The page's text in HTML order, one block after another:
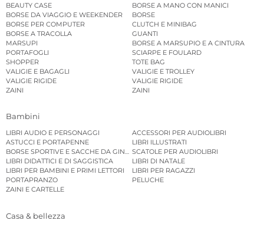
BEAUTY CASE
BORSE A MANO CON MANICI
BORSE DA VIAGGIO E WEEKENDER
BORSE
BORSE PER COMPUTER
CLUTCH E MINIBAG
BORSE A TRACOLLA
GUANTI
MARSUPI
BORSE A MARSUPIO E A CINTURA
PORTAFOGLI
SCIARPE E FOULARD
SHOPPER
TOTE BAG
VALIGIE E BAGAGLI
VALIGIE E TROLLEY
VALIGIE RIGIDE
VALIGIE RIGIDE
ZAINI
ZAINI
Bambini
LIBRI AUDIO E PERSONAGGI
ACCESSORI PER AUDIOLIBRI
ASTUCCI E PORTAPENNE
LIBRI ILLUSTRATI
BORSE SPORTIVE E SACCHE DA GINNASTICASCATOLE PER AUDIOLIBRI
LIBRI DIDATTICI E DI SAGGISTICA
LIBRI DI NATALE
LIBRI PER BAMBINI E PRIMI LETTORI
LIBRI PER RAGAZZI
PORTAPRANZO
PELUCHE
ZAINI E CARTELLE
Casa & bellezza